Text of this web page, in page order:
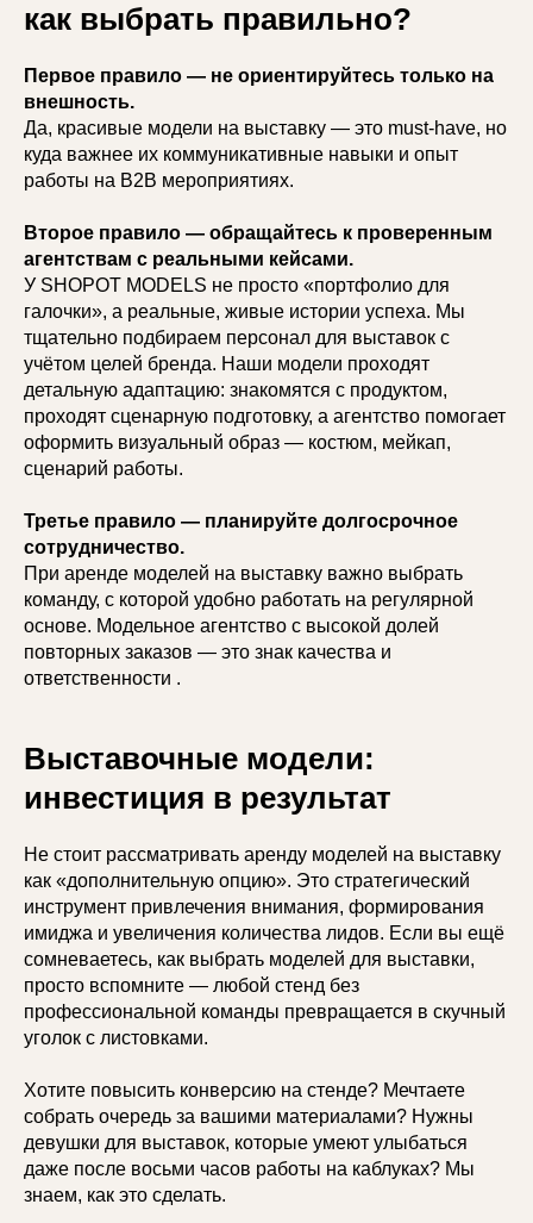
как выбрать правильно?
Первое правило — не ориентируйтесь только на
внешность.
Да, красивые модели на выставку — это must-have, но
куда важнее их коммуникативные навыки и опыт
работы на B2B мероприятиях.
Второе правило — обращайтесь к проверенным
агентствам с реальными кейсами.
У SHOPOT MODELS не просто «портфолио для
галочки», а реальные, живые истории успеха. Мы
тщательно подбираем персонал для выставок с
учётом целей бренда. Наши модели проходят
детальную адаптацию: знакомятся с продуктом,
проходят сценарную подготовку, а агентство помогает
оформить визуальный образ — костюм, мейкап,
сценарий работы.
Третье правило — планируйте долгосрочное
сотрудничество.
При аренде моделей на выставку важно выбрать
команду, с которой удобно работать на регулярной
основе. Модельное агентство с высокой долей
повторных заказов — это знак качества и
ответственности .
Выставочные модели:
инвестиция в результат
Не стоит рассматривать аренду моделей на выставку
как «дополнительную опцию». Это стратегический
инструмент привлечения внимания, формирования
имиджа и увеличения количества лидов. Если вы ещё
сомневаетесь, как выбрать моделей для выставки,
просто вспомните — любой стенд без
профессиональной команды превращается в скучный
уголок с листовками.
Хотите повысить конверсию на стенде? Мечтаете
собрать очередь за вашими материалами? Нужны
девушки для выставок, которые умеют улыбаться
даже после восьми часов работы на каблуках? Мы
знаем, как это сделать.